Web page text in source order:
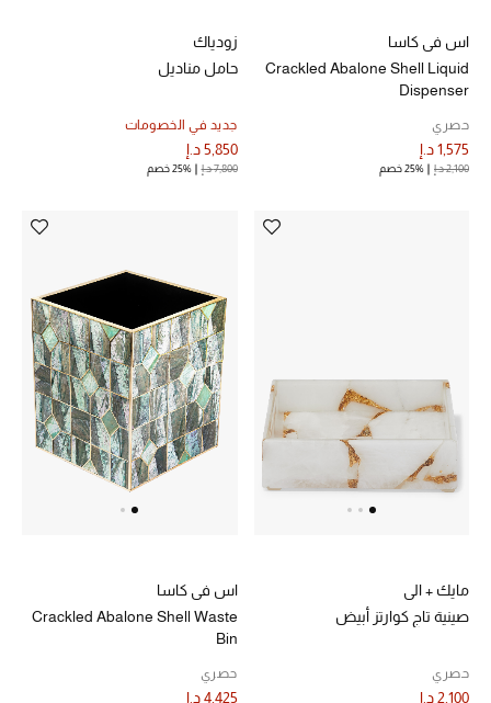
اس في كاسا
Crackled Abalone Shell Liquid
Dispenser
حصري
1,575 د.إ
2,100 د.إ 25% خصم
زودياك
حامل مناديل
جديد في الخصومات
5,850 د.إ
7,800 د.إ 25% خصم
مايك + الي
صينية تاج كوارتز أبيض
حصري
2,100 د.إ
اس في كاسا
Crackled Abalone Shell Waste
Bin
حصري
4,425 د.إ